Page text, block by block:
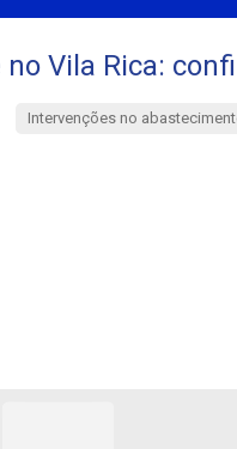
Vila Rica:
Intervenções no